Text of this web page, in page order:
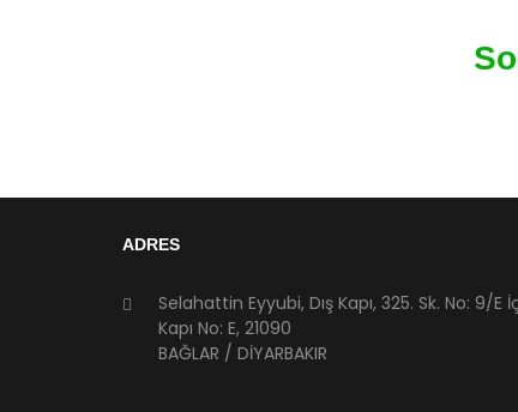
ADRES
Selahattin Eyyubi, Dış Kapı, 325. Sk. No: 9/E
Kapı No: E, 21090
BAĞLAR / DİYARBAKIR